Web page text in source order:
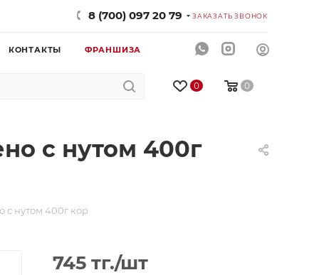
8 (700) 097 20 79 ЗАКАЗАТЬ ЗВОНОК
КОНТАКТЫ ФРАНШИЗА
0 0
с нутом 400г
нутом 400г кор
745 тг./шт